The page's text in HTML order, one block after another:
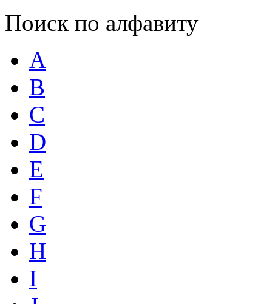
Поиск по алфавиту
A
B
C
D
E
F
G
H
I